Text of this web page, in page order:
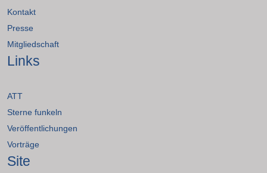
Kontakt
Presse
Mitgliedschaft
Links
ATT
Sterne funkeln
Veröffentlichungen
Vorträge
Site